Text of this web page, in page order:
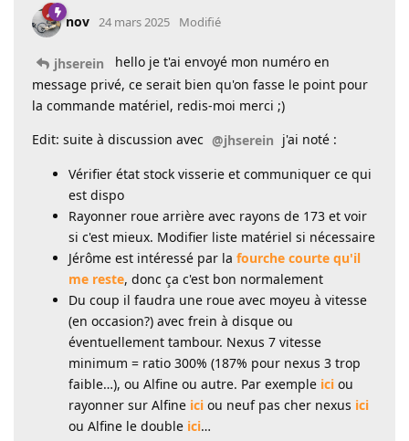
nov 24 mars 2025 Modifié
jhserein
hello je t'ai envoyé mon numéro en
message privé, ce serait bien qu'on fasse le point pour
la commande matériel, redis-moi merci ;)
Edit: suite à discussion avec @jhserein j'ai noté :
Vérifier état stock visserie et communiquer ce qui
est dispo
Rayonner roue arrière avec rayons de 173 et voir
si c'est mieux. Modifier liste matériel si nécessaire
Jérôme est intéressé par la fourche courte qu'il
me reste, donc ça c'est bon normalement
Du coup il faudra une roue avec moyeu à vitesse
(en occasion?) avec frein à disque ou
éventuellement tambour. Nexus 7 vitesse
minimum = ratio 300% (187% pour nexus 3 trop
faible…), ou Alfine ou autre. Par exemple ici ou
rayonner sur Alfine ici ou neuf pas cher nexus ici
ou Alfine le double ici…